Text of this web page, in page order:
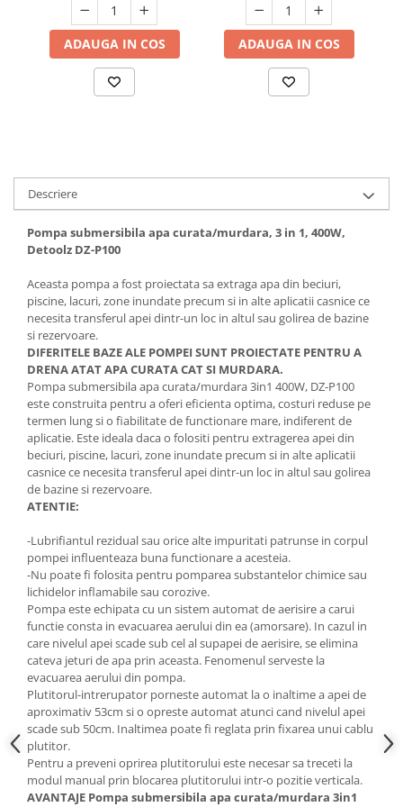
Hote bucatarie
Consumabile
Hote cupolare
Hote telescopice
Hote traditionale
Masini de Spalat Rufe & Uscatoare
Accesorii masini de spalat &
uscatoare
Masini automate de spalat rufe
Masini de spalat rufe cu uscator
Masini de spalat rufe verticale
Uscatoare de rufe
Masini de spalat vase
Masini de spalat vase incorporabile
Masini de spalat vase
independente
Motoburghiu/Foreza pamant
Pachete Incorporabile
Pirostrii & Arzatoare
Plasa umbrire
Pompe de stropit
Radiatoare
Semanatoare,Plantatoare
Sere
Sobe pe gaz & electrice
Suflante & Aspiratoare
Aspiratoare
Suflante Frunze
ADAUGA IN COS ADAUGA IN COS
Descriere
Pompa submersibila apa curata/murdara, 3 in 1, 400W,
Detoolz DZ-P100
Aceasta pompa a fost proiectata sa extraga apa din beciuri,
piscine, lacuri, zone inundate precum si in alte aplicatii casnice ce
necesita transferul apei dintr-un loc in altul sau golirea de bazine
si rezervoare.
DIFERITELE BAZE ALE POMPEI SUNT PROIECTATE PENTRU A
DRENA ATAT APA CURATA CAT SI MURDARA.
Pompa submersibila apa curata/murdara 3in1 400W, DZ-P100
este construita pentru a oferi eficienta optima, costuri reduse pe
termen lung si o fiabilitate de functionare mare, indiferent de
aplicatie. Este ideala daca o folositi pentru extragerea apei din
beciuri, piscine, lacuri, zone inundate precum si in alte aplicatii
casnice ce necesita transferul apei dintr-un loc in altul sau golirea
de bazine si rezervoare.
ATENTIE:
-Lubrifiantul rezidual sau orice alte impuritati patrunse in corpul
pompei influenteaza buna functionare a acesteia.
-Nu poate fi folosita pentru pomparea substantelor chimice sau
lichidelor inflamabile sau corozive.
Pompa este echipata cu un sistem automat de aerisire a carui
functie consta in evacuarea aerului din ea (amorsare). In cazul in
care nivelul apei scade sub cel al supapei de aerisire, se elimina
cateva jeturi de apa prin aceasta. Fenomenul serveste la
evacuarea aerului din pompa.
Plutitorul-intrerupator porneste automat la o inaltime a apei de
aproximativ 53cm si o opreste automat atunci cand nivelul apei
scade sub 50cm. Inaltimea poate fi reglata prin fixarea unui cablu
plutitor.
Pentru a preveni oprirea plutitorului este necesar sa treceti la
modul manual prin blocarea plutitorului intr-o pozitie verticala.
AVANTAJE Pompa submersibila apa curata/murdara 3in1